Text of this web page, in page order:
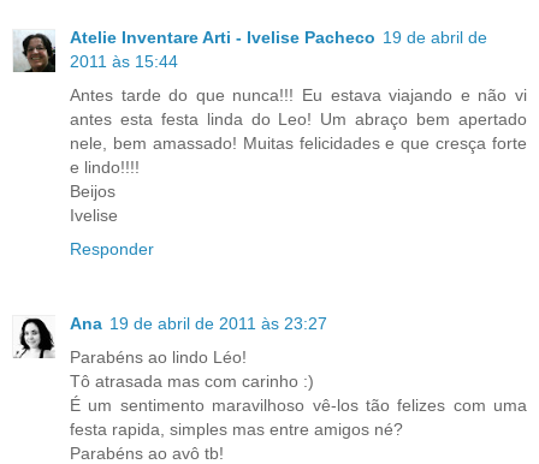
Atelie Inventare Arti - Ivelise Pacheco 19 de abril de
2011 às 15:44
Antes tarde do que nunca!!! Eu estava viajando e não vi
antes esta festa linda do Leo! Um abraço bem apertado
nele, bem amassado! Muitas felicidades e que cresça forte
e lindo!!!!
Beijos
Ivelise
Responder
Ana 19 de abril de 2011 às 23:27
Parabéns ao lindo Léo!
Tô atrasada mas com carinho :)
É um sentimento maravilhoso vê-los tão felizes com uma
festa rapida, simples mas entre amigos né?
Parabéns ao avô tb!